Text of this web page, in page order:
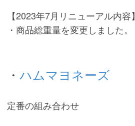
【2023年7月リニューアル内容】
・商品総重量を変更しました。
・ ハムマヨネーズ
定番の組み合わせ